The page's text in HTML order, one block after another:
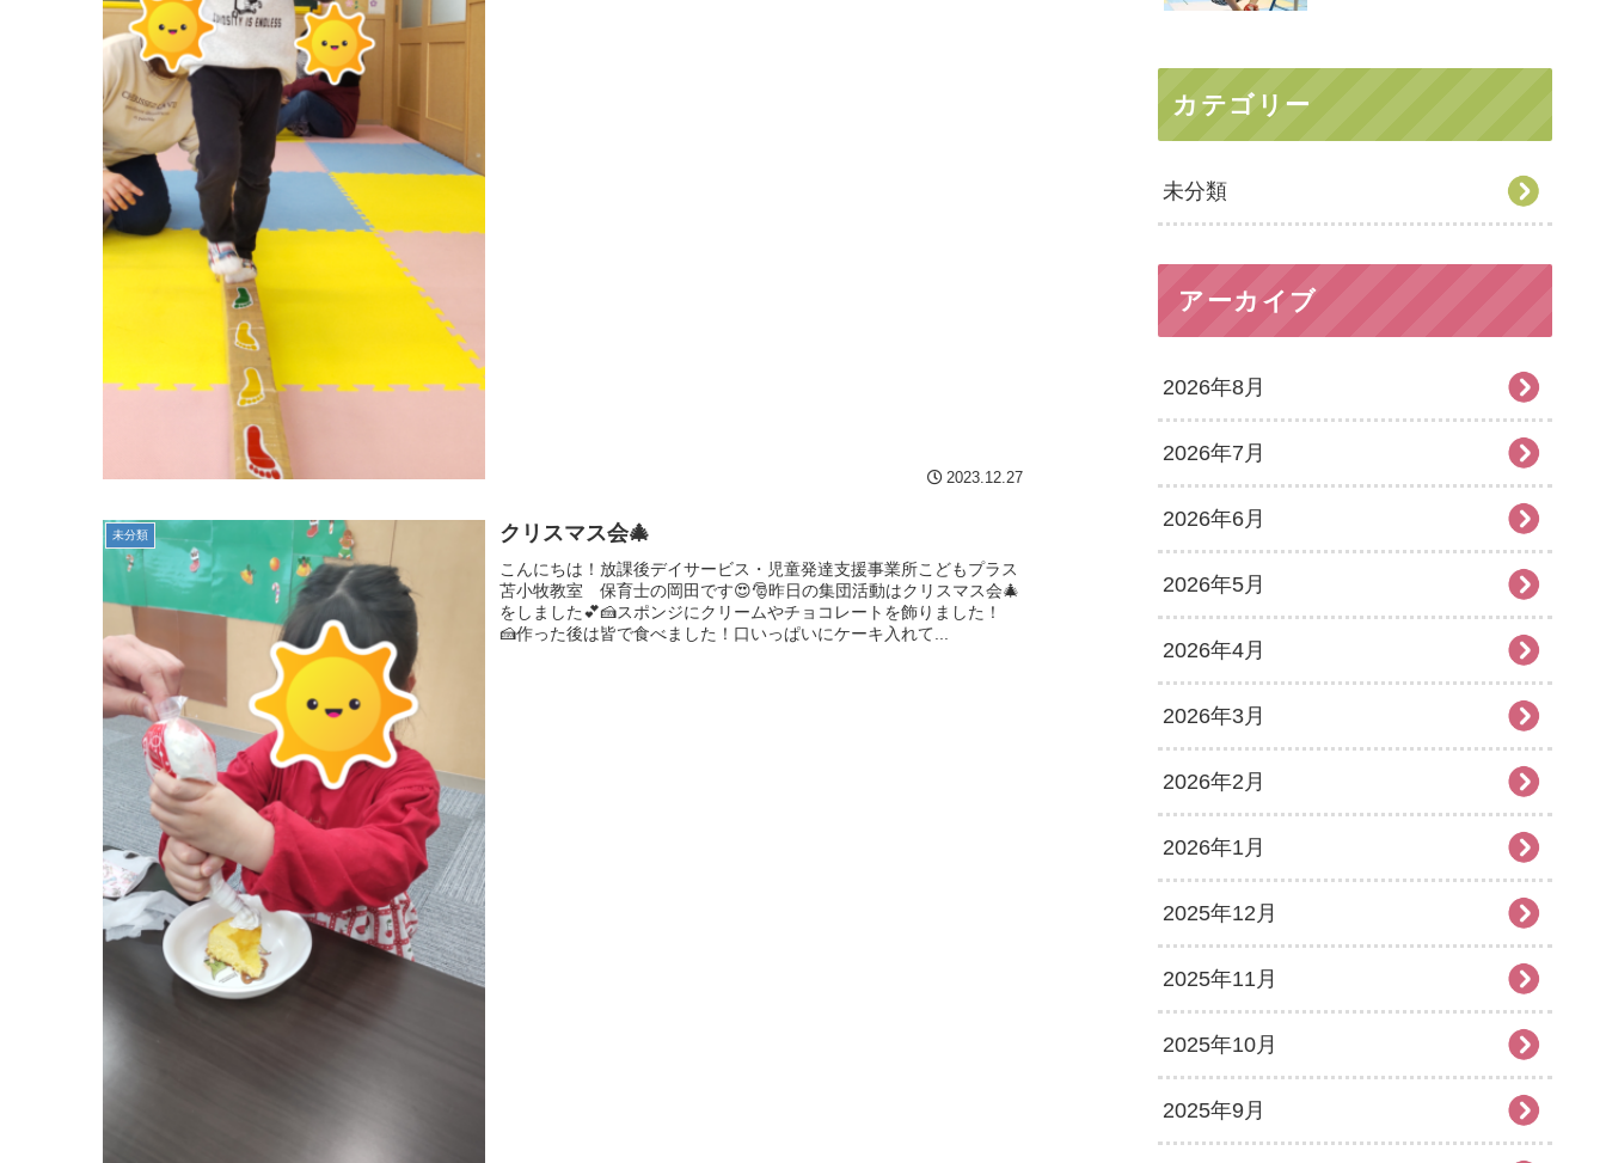
2023.12.27
未分類 クリスマス会🎄
こんにちは！放課後デイサービス・児童発達支援事業所こどもプラス
苫小牧教室 保育士の岡田です😍🎅昨日の集団活動はクリスマス会🎄
をしました💕🍰スポンジにクリームやチョコレートを飾りました！
🍰作った後は皆で食べました！口いっぱいにケーキ入れて...
カテゴリー
未分類
アーカイブ
2026年8月
2026年7月
2026年6月
2026年5月
2026年4月
2026年3月
2026年2月
2026年1月
2025年12月
2025年11月
2025年10月
2025年9月